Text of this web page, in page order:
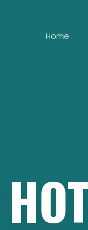
Home